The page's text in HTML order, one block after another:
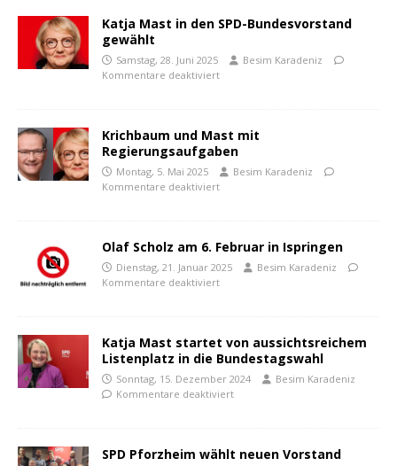
Katja Mast in den SPD-Bundesvorstand
gewählt
Samstag, 28. Juni 2025
Besim Karadeniz
Kommentare deaktiviert
Krichbaum und Mast mit
Regierungsaufgaben
Montag, 5. Mai 2025
Besim Karadeniz
Kommentare deaktiviert
Olaf Scholz am 6. Februar in Ispringen
Dienstag, 21. Januar 2025
Besim Karadeniz
Kommentare deaktiviert
Katja Mast startet von aussichtsreichem
Listenplatz in die Bundestagswahl
Sonntag, 15. Dezember 2024
Besim Karadeniz
Kommentare deaktiviert
SPD Pforzheim wählt neuen Vorstand